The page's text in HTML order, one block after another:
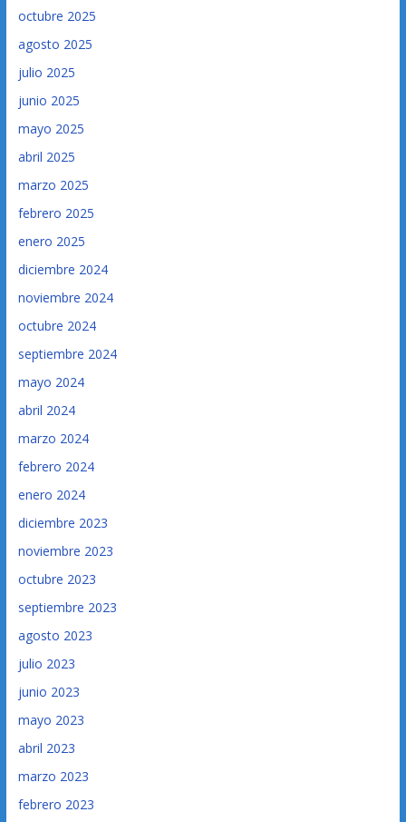
octubre 2025
agosto 2025
julio 2025
junio 2025
mayo 2025
abril 2025
marzo 2025
febrero 2025
enero 2025
diciembre 2024
noviembre 2024
octubre 2024
septiembre 2024
mayo 2024
abril 2024
marzo 2024
febrero 2024
enero 2024
diciembre 2023
noviembre 2023
octubre 2023
septiembre 2023
agosto 2023
julio 2023
junio 2023
mayo 2023
abril 2023
marzo 2023
febrero 2023